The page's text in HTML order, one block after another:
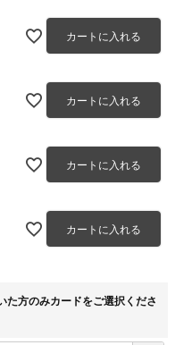
カートに入れる
カートに入れる
カートに入れる
カートに入れる
た方のみカードをご選択くださ